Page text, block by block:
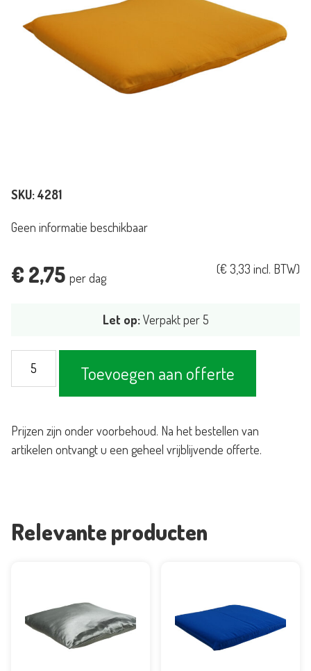
SKU:4281
Geen informatie beschikbaar
€ 2,75 per dag
(€ 3,33 incl. BTW)
Let op:Verpakt per 5
Slimline
Toevoegen aan offerte
Prijzen zijn onder voorbehoud. Na het bestellen van
artikelen ontvangt u een geheel vrijblijvende offerte.
Relevante producten